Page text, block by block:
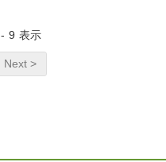
- 9 表示
Next >